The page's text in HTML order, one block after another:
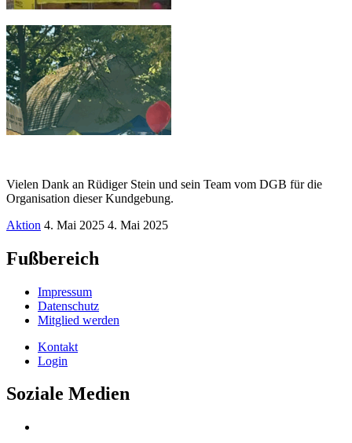
Vielen Dank an Rüdiger Stein und sein Team vom DGB für die
Organisation dieser Kundgebung.
Aktion 4. Mai 2025 4. Mai 2025
Fußbereich
Impressum
Datenschutz
Mitglied werden
Kontakt
Login
Soziale Medien